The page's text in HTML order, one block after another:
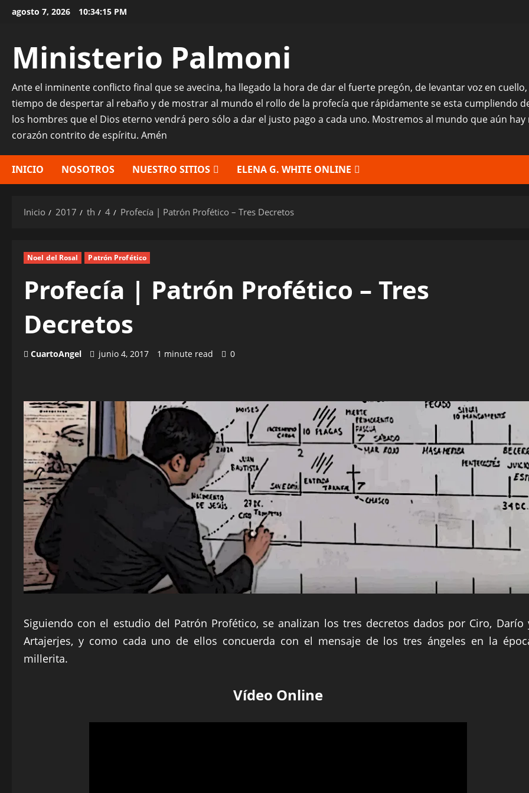
Saltaragosto 7, 2026 10:34:17 PM
Ministerio Palmoni
Ante el inminente conflicto final que se avecina, ha llegado la hora de dar el fuerte pregón, de levantar voz en
tiempo de despertar al rebaño y de mostrar al mundo el rollo de la profecía que rápidamente se esta cumpliendo
los hombres que el Dios eterno vendrá pero sólo a dar el justo pago a cada uno. Mostremos al mundo que aún
corazón contrito de espíritu. Amén
INICIO NOSOTROS NUESTRO SITIOS ELENA G. WHITE ONLINE
Inicio 2017 th 4 Profecía | Patrón Profético – Tres Decretos
Noel del Rosal Patrón Profético
Profecía | Patrón Profético – Tres
Decretos
CuartoAngel junio 4, 2017 1 minute read 0
Siguiendo con el estudio del Patrón Profético, se analizan los tres decretos dados por Ciro, Darío
Artajerjes, y como cada uno de ellos concuerda con el mensaje de los tres ángeles en la
millerita.
Vídeo Online